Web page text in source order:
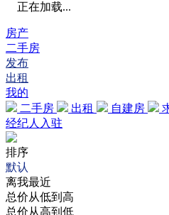
正在加载...
房产
二手房
发布
出租
我的
二手房
出租 自建房
经纪人入驻
排序
默认
离我最近
总价从低到高
总价从高到低